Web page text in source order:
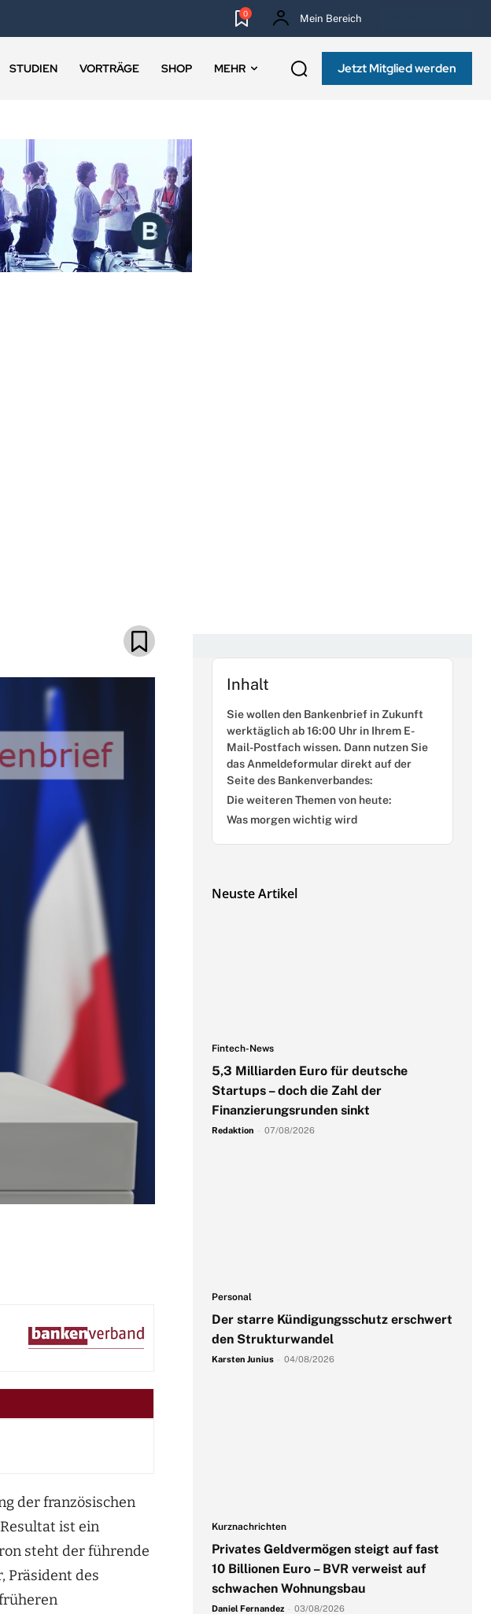
0 Mein Bereich
STUDIEN VORTRÄGE SHOP MEHR Jetzt Mitglied werden
der französischen
ist ein
steht der führende
Präsident des
Inhalt
Sie wollen den Bankenbrief in Zukunft
werktäglich ab 16:00 Uhr in Ihrem E-
Mail-Postfach wissen. Dann nutzen Sie
das Anmeldeformular direkt auf der
Seite des Bankenverbandes:
Die weiteren Themen von heute:
Was morgen wichtig wird
Neuste Artikel
Fintech-News
5,3 Milliarden Euro für deutsche
Startups – doch die Zahl der
Finanzierungsrunden sinkt
Redaktion 07/08/2026
Personal
Der starre Kündigungsschutz erschwert
den Strukturwandel
Karsten Junius 04/08/2026
Kurznachrichten
Privates Geldvermögen steigt auf fast
10 Billionen Euro – BVR verweist auf
schwachen Wohnungsbau
Daniel Fernandez 03/08/2026